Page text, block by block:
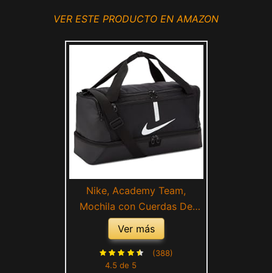
VER ESTE PRODUCTO EN AMAZON
Nike, Academy Team,
Mochila con Cuerdas De
Fútbol, Negro/Negro/Blanco,
Misc
Ver más
4.5 de 5
(388)